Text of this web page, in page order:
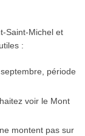
Saint-Michel et
:
période
voir le Mont
montent pas sur